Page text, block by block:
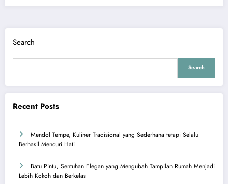
Search
Search
Recent Posts
Mendol Tempe, Kuliner Tradisional yang Sederhana tetapi Selalu
Berhasil Mencuri Hati
Batu Pintu, Sentuhan Elegan yang Mengubah Tampilan Rumah Menjadi
Lebih Kokoh dan Berkelas